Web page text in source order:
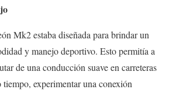
Mk2 estaba diseñada para brindar un
y manejo deportivo. Esto permitía a
de una conducción suave en carreteras
experimentar una conexión